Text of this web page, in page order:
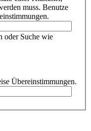
muss. Benutze
oder Suche wie
Übereinstimmungen.